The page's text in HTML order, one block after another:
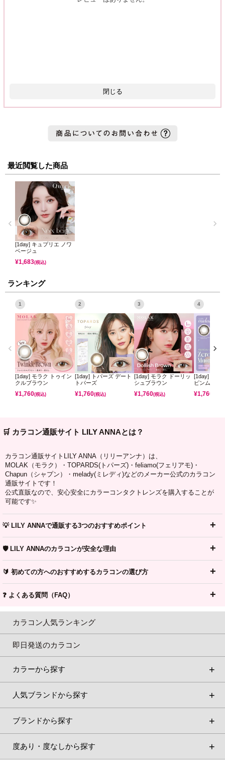
閉じる
最近閲覧した商品
[1day] キュプリエ ノワ
ベージュ
¥1,683(税込)
ランキング
1
[1day] モラク トゥイン
クルブラウン
¥1,760(税込)
2
[1day] トパーズ デート
トパーズ
¥1,760(税込)
3
[1day] モラク ドーリッ
シュブラウン
¥1,760(税込)
4
[1day] ミレ
ピンムーン
¥1,760
🛒 カラコン通販サイト LILY ANNAとは？
カラコン通販サイトLILY ANNA（リリーアンナ）は、
MOLAK（モラク）・TOPARDS(トパーズ)・feliamo(フェリアモ)・
Chapun（シャプン）・melady(ミレディ)などのメーカー公式のカラコン
通販サイトです！
公式直販なので、安心安全にカラーコンタクトレンズを購入することが
可能です✨
💡 LILY ANNAで通販する3つのおすすめポイント
🛡️ LILY ANNAのカラコンが安全な理由
🔰 初めての方へのおすすめするカラコンの選び方
❓ よくある質問（FAQ）
カラコン人気ランキング
即日発送のカラコン
カラーから探す
人気ブランドから探す
ブランドから探す
度あり・度なしから探す